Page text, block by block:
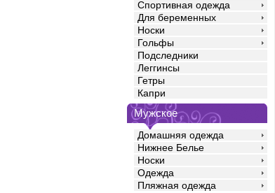
Спортивная одежда
Для беременных
Носки
Гольфы
Подследники
Леггинсы
Гетры
Капри
Мужское
Домашняя одежда
Нижнее Белье
Носки
Одежда
Пляжная одежда